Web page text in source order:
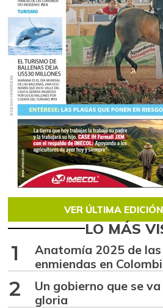
VER ÚLTIMA
LO MÁS
1
Anatomía 2025 de
enmiendas en
2
Un gobierno que se
gloria